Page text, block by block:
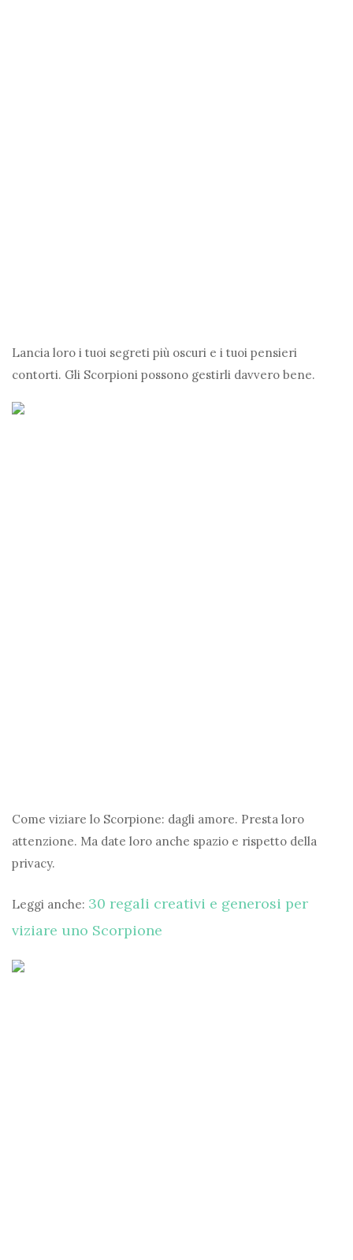
Lancia loro i tuoi segreti più oscuri e i tuoi pensieri
contorti. Gli Scorpioni possono gestirli davvero bene.
Come viziare lo Scorpione: dagli amore. Presta loro
attenzione. Ma date loro anche spazio e rispetto della
privacy.
Leggi anche: 30 regali creativi e generosi per
viziare uno Scorpione